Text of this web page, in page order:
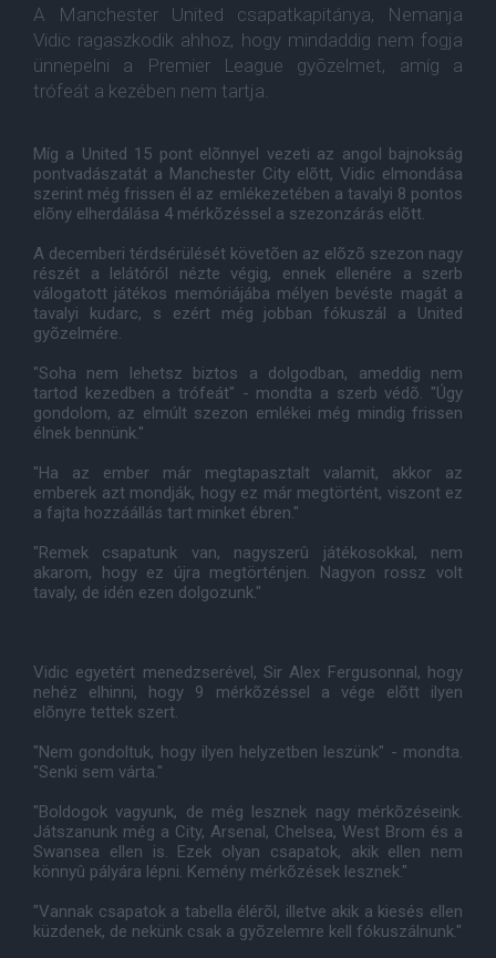
A Manchester United csapatkapitánya, Nemanja
Vidic ragaszkodik ahhoz, hogy mindaddig nem fogja
ünnepelni a Premier League gyõzelmet, amíg a
trófeát a kezében nem tartja.
Míg a United 15 pont elõnnyel vezeti az angol bajnokság
pontvadászatát a Manchester City elõtt, Vidic elmondása
szerint még frissen él az emlékezetében a tavalyi 8 pontos
elõny elherdálása 4 mérkõzéssel a szezonzárás elõtt.
A decemberi térdsérülését követõen az elõzõ szezon nagy
részét a lelátóról nézte végig, ennek ellenére a szerb
válogatott játékos memóriájába mélyen bevéste magát a
tavalyi kudarc, s ezért még jobban fókuszál a United
gyõzelmére.
"Soha nem lehetsz biztos a dolgodban, ameddig nem
tartod kezedben a trófeát" - mondta a szerb védõ. "Úgy
gondolom, az elmúlt szezon emlékei még mindig frissen
élnek bennünk."
"Ha az ember már megtapasztalt valamit, akkor az
emberek azt mondják, hogy ez már megtörtént, viszont ez
a fajta hozzáállás tart minket ébren."
"Remek csapatunk van, nagyszerû játékosokkal, nem
akarom, hogy ez újra megtörténjen. Nagyon rossz volt
tavaly, de idén ezen dolgozunk."
Vidic egyetért menedzserével, Sir Alex Fergusonnal, hogy
nehéz elhinni, hogy 9 mérkõzéssel a vége elõtt ilyen
elõnyre tettek szert.
"Nem gondoltuk, hogy ilyen helyzetben leszünk" - mondta.
"Senki sem várta."
"Boldogok vagyunk, de még lesznek nagy mérkõzéseink.
Játszanunk még a City, Arsenal, Chelsea, West Brom és a
Swansea ellen is. Ezek olyan csapatok, akik ellen nem
könnyû pályára lépni. Kemény mérkõzések lesznek."
"Vannak csapatok a tabella élérõl, illetve akik a kiesés ellen
küzdenek, de nekünk csak a gyõzelemre kell fókuszálnunk."